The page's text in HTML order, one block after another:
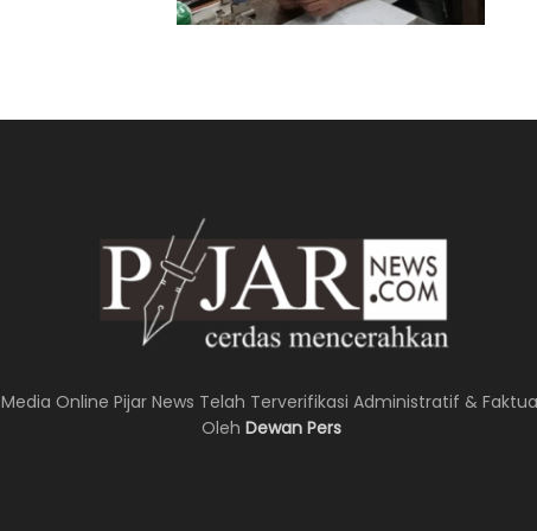
Media Online Pijar News Telah Terverifikasi Administratif &
Oleh Dewan Pers